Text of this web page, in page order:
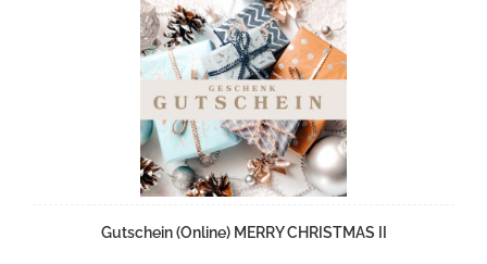
Gutschein (Online) MERRY CHRISTMAS II